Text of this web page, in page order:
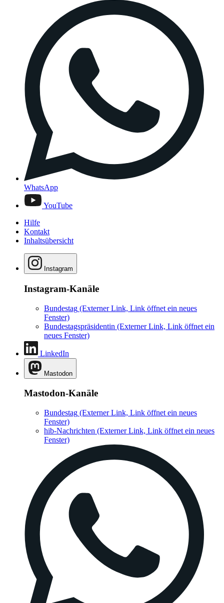
WhatsApp
YouTube
Hilfe
Kontakt
Inhaltsübersicht
Instagram
Instagram-Kanäle
Bundestag (Externer Link, Link öffnet ein neues
Fenster)
Bundestagspräsidentin (Externer Link, Link öffnet ein
neues Fenster)
LinkedIn
Mastodon
Mastodon-Kanäle
Bundestag (Externer Link, Link öffnet ein neues
Fenster)
hib-Nachrichten (Externer Link, Link öffnet ein neues
Fenster)